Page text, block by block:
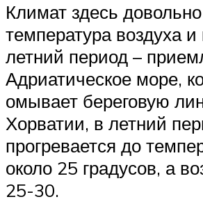
Климат здесь
температура воздуха
летний период –
Адриатическое море,
омывает береговую
Хорватии, в летний
прогревается до
около 25 градусов, а
25-30.